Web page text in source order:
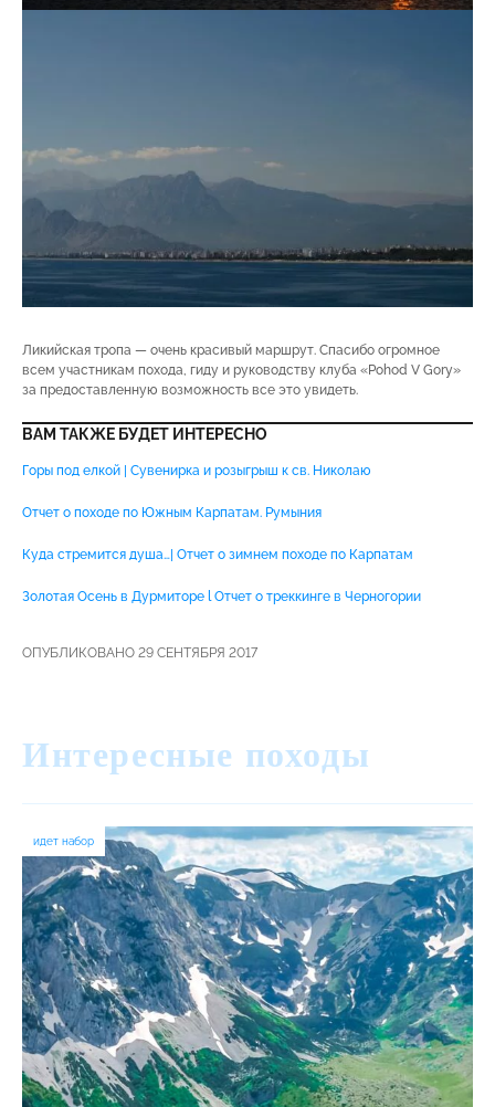
Ликийская тропа — очень красивый маршрут. Спасибо огромное
всем участникам похода, гиду и руководству клуба «Pohоd V Gory»
за предоставленную возможность все это увидеть.
ВАМ ТАКЖЕ БУДЕТ ИНТЕРЕСНО
Горы под елкой | Сувенирка и розыгрыш к св. Николаю
Отчет о походе по Южным Карпатам. Румыния
Куда стремится душа…| Отчет о зимнем походе по Карпатам
Золотая Осень в Дурмиторе l Отчет о треккинге в Черногории
ОПУБЛИКОВАНО 29 СЕНТЯБРЯ 2017
Интересные походы
идет набор